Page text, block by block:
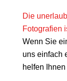
Die
Fotografien
Wenn Sie
uns einfach
helfen